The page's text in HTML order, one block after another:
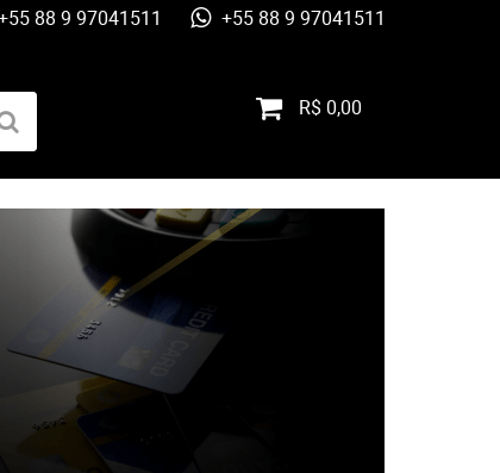
88 9 97041511 +55 88 9 97041511
R$ 0,00